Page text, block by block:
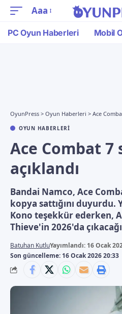
Aaa
PC Oyun Haberleri Mobil
OyunPress > Oyun Haberleri > Ace
OYUN HABERLERI
Ace Combat 7
açıklandı
Bandai Namco, Ace
kopya sattığını duyurdu.
Kono teşekkür ederken,
Thieve'in 2026'da
Son güncelleme: 16 Ocak 2026 20:33
Batuhan KutluYayımlandı: 16 Ocak